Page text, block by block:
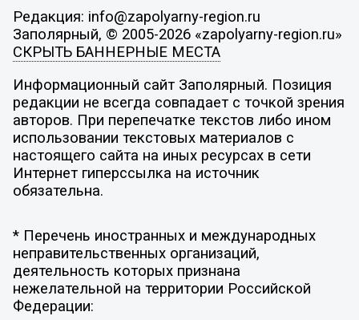
Редакция: info@zapolyarny-region.ru
Заполярный, © 2005-2026 «zapolyarny-region.ru»
СКРЫТЬ БАННЕРНЫЕ МЕСТА
Информационный сайт Заполярный. Позиция
редакции не всегда совпадает с точкой зрения
авторов. При перепечатке текстов либо ином
использовании текстовых материалов с
настоящего сайта на иных ресурсах в сети
Интернет гиперссылка на источник
обязательна.
* Перечень иностранных и международных
неправительственных организаций,
деятельность которых признана
нежелательной на территории Российской
Федерации: